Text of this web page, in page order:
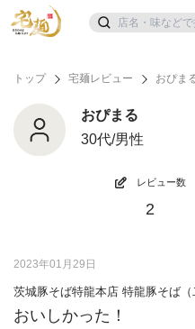
トップ 宅麺レビュー おぴま
おぴまる
30代/男性
レビュー数
2
2023年01月29日
茨城豚そば特龍本店 特龍豚そば（
おいしかった！